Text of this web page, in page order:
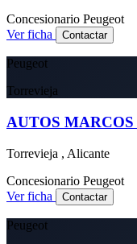
Concesionario Peugeot
Ver ficha
Contactar
Peugeot
Torrevieja
AUTOS
Torrevieja , Alicante
Concesionario Peugeot
Ver ficha
Contactar
Peugeot